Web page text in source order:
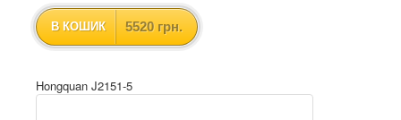
В КОШИК 5520 грн.
Hongquan J2151-5